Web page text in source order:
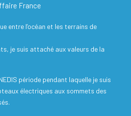
France
entre l’océan et les terrains de
je suis attaché aux valeurs de la
période pendant laquelle je suis
électriques aux sommets des